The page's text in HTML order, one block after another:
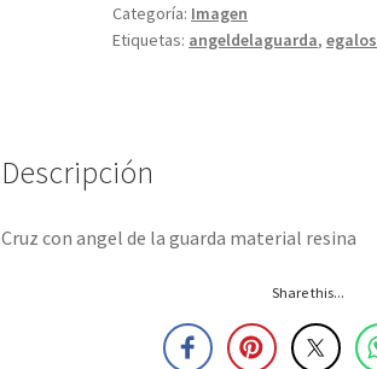
Guarda
puente
Categoría: Imagen
Etiquetas: angeldelaguarda,egalos
Descripción
Cruz con angel de la guarda material resina
Share this...